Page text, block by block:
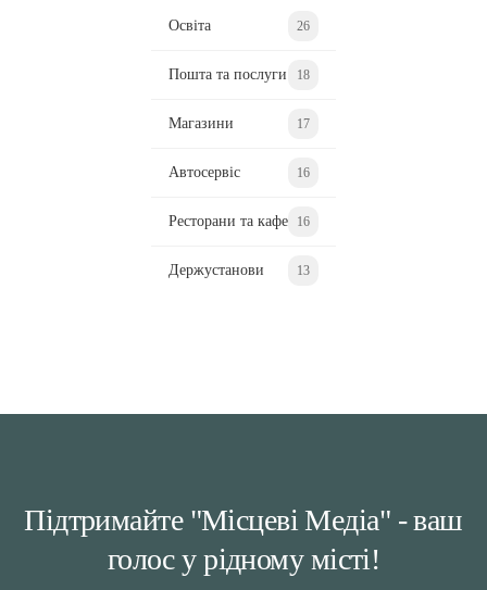
Освіта 26
Пошта та послуги 18
Магазини 17
Автосервіс 16
Ресторани та кафе 16
Держустанови 13
Підтримайте "Місцеві Медіа" - ваш
голос у рідному місті!